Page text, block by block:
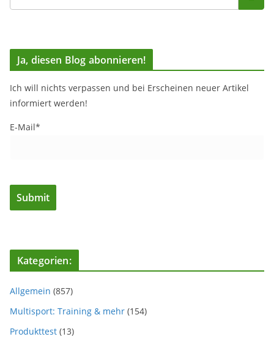
Ja, diesen Blog abonnieren!
Ich will nichts verpassen und bei Erscheinen neuer Artikel
informiert werden!
E-Mail*
Kategorien:
Allgemein (857)
Multisport: Training & mehr (154)
Produkttest (13)